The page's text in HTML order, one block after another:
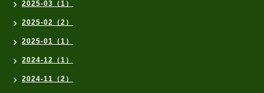
2025-03（1）
2025-02（2）
2025-01（1）
2024-12（1）
2024-11（2）